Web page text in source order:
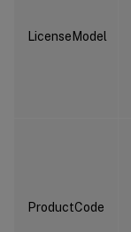
LicenseModel
ProductCode